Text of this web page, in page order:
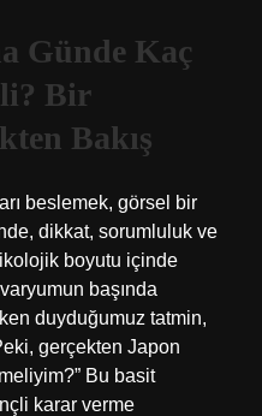
Günde Kaç
Bir
Bakış
beslemek, görsel bir
dikkat, sorumluluk ve
boyutu içinde
başında
duyduğumuz tatmin,
gerçekten Japon
Bu basit
karar verme